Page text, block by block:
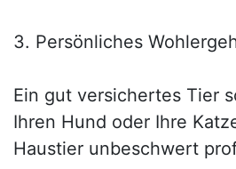
3. Persönliches
Ein gut versichertes Tier
Ihren Hund oder Ihre
Haustier unbeschwert